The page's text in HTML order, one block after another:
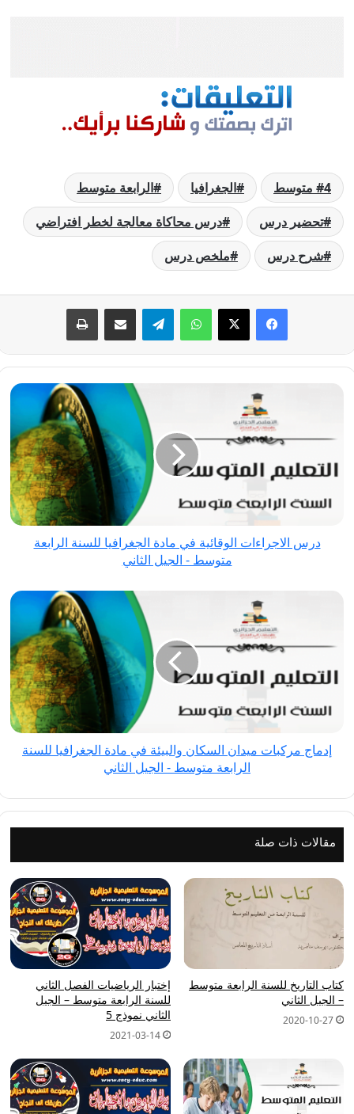
4 متوسط الجغرافيا
الرابعة متوسط
تحضير درس
درس محاكاة معالجة لخطر افتراضي
شرح درس
ملخص درس
فيسبوك
‫X واتسابتيلقراممشاركة عبر البريد طباعة
الجغرافيا
الرابعة
درس الاجراءات الوقائية في مادة الجغرافيا للسنة الرابعة
متوسط - الجيل الثاني
والبيئة
مادة
للسنة
-
الجيل
الثاني
إدماج مركبات ميدان السكان والبيئة في مادة الجغرافيا للسنة
الرابعة متوسط - الجيل الثاني
مقالات ذات صلة
كتاب التاريخ للسنة الرابعة متوسط
– الجيل الثاني
2020-10-27
إختبار الرياضيات الفصل الثاني
للسنة الرابعة متوسط – الجيل
الثاني نموذج 5
2021-03-14